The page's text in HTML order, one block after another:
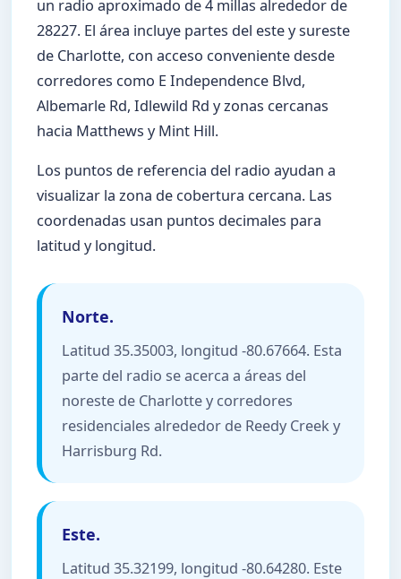
un radio aproximado de 4 millas alrededor de
28227. El área incluye partes del este y sureste
de Charlotte, con acceso conveniente desde
corredores como E Independence Blvd,
Albemarle Rd, Idlewild Rd y zonas cercanas
hacia Matthews y Mint Hill.
Los puntos de referencia del radio ayudan a
visualizar la zona de cobertura cercana. Las
coordenadas usan puntos decimales para
latitud y longitud.
Norte.
Latitud 35.35003, longitud -80.67664. Esta
parte del radio se acerca a áreas del
noreste de Charlotte y corredores
residenciales alrededor de Reedy Creek y
Harrisburg Rd.
Este.
Latitud 35.32199, longitud -80.64280. Este